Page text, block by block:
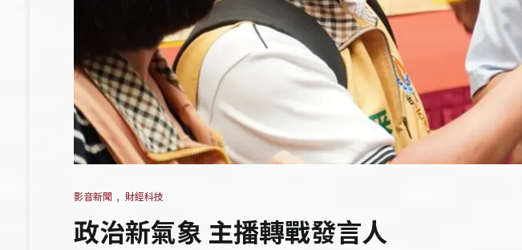
影音新聞 , 財經科技
政治新氣象 主播轉戰發言人